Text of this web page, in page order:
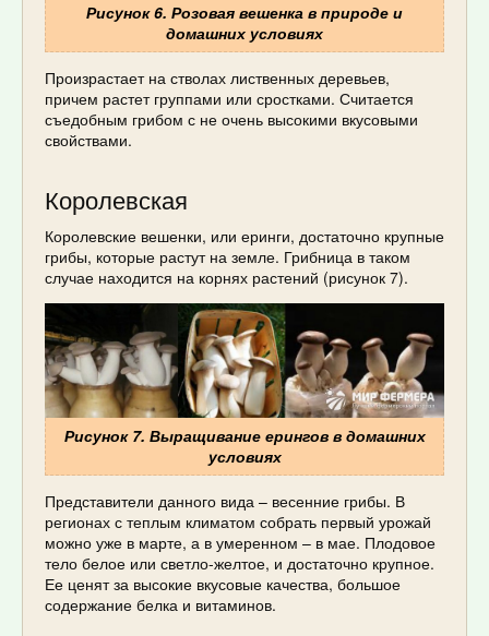
Рисунок 6. Розовая вешенка в природе и
домашних условиях
Произрастает на стволах лиственных деревьев,
причем растет группами или сростками. Считается
съедобным грибом с не очень высокими вкусовыми
свойствами.
Королевская
Королевские вешенки, или еринги, достаточно крупные
грибы, которые растут на земле. Грибница в таком
случае находится на корнях растений (рисунок 7).
Рисунок 7. Выращивание ерингов в домашних
условиях
Представители данного вида – весенние грибы. В
регионах с теплым климатом собрать первый урожай
можно уже в марте, а в умеренном – в мае. Плодовое
тело белое или светло-желтое, и достаточно крупное.
Ее ценят за высокие вкусовые качества, большое
содержание белка и витаминов.